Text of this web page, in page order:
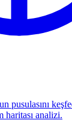
pusulasını
haritası analizi.